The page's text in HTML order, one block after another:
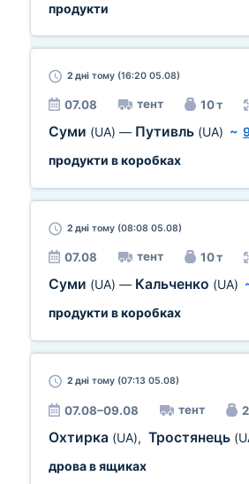
продукти
2 дні тому (16:20 05.08)
07.08 тент 10 т
Суми (UA) — Путивль (UA) ~
продукти в коробках
2 дні тому (08:08 05.08)
07.08 тент 10 т
Суми (UA) — Кальченко (UA)
продукти в коробках
2 дні тому (07:13 05.08)
07.08–09.08 тент
Охтирка (UA), Тростянець
дрова в ящиках